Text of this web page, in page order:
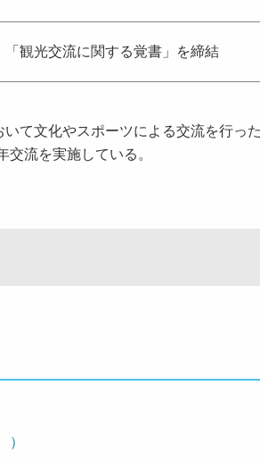
観光交流に関する覚書」を締結
て文化やスポーツによる交流を行っ
流を実施している。
）